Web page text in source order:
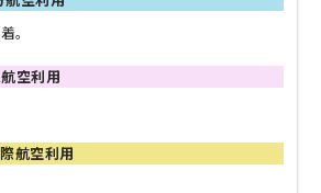
。
航空利用
航空利用